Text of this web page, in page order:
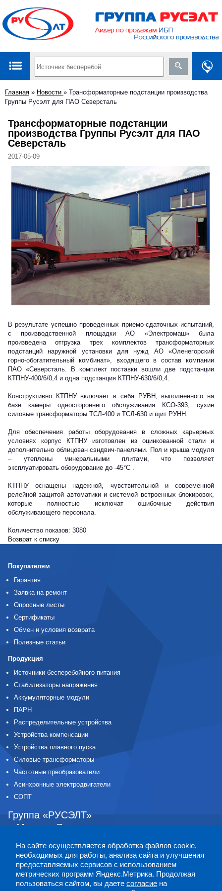
Главная » Новости » Трансформаторные подстанции производства
Группы Русэлт для ПАО Северсталь
Трансформаторные подстанции
производства Группы Русэлт для ПАО
Северсталь
2017-05-09
В результате успешно проведенных приемо-сдаточных испытаний,
с производственной площадки АО «Электромаш» была
произведена отгрузка трех комплектов трансформаторных
подстанций наружной установки для нужд АО «Оленегорский
горно-обогатительный комбинат», входящего в состав компании
ПАО «Северсталь. В комплект поставки вошли две подстанции
КТПНУ-400/6/0,4 и одна подстанция КТПНУ-630/6/0,4.
Конструктивно КТПНУ включает в себя РУВН, выполненного на
базе камеры одностороннего обслуживания КСО-393, сухие
силовые трансформаторы ТСЛ-400 и ТСЛ-630 и щит РУНН.
Для обеспечения работы оборудования в сложных карьерных
условиях корпус КТПНУ изготовлен из оцинкованной стали и
дополнительно облицован сэндвич-панелями. Пол и крыша модуля
– утеплены минеральными плитами, что позволяет
эксплуатировать оборудование до -45°С .
КТПНУ оснащены надежной, чувствительной и современной
релейной защитой автоматики и системой встроенных блокировок,
которые полностью исключат ошибочные действия
обслуживающего персонала.
Количество показов: 3080
Возврат к списку
Покупателям
Гарантия
Заявка на ремонт
Опросные листы
Сертификаты
Обмен и условия возврата
Полезные статьи
Продукция
Источники бесперебойного питания
Стабилизаторы напряжения
Аккумуляторные модули
ПАРН
Распределительные устройства
Устройства компенсации
Устройства плавного пуска
Силовые трансформаторы
Частотные преобразователи
Асинхронные электродвигатели
СОПТ
Группа «РУСЭЛТ»
г. Москва,Волоколамское шоссе,
8-800-555-52-12
+7 (495) 641-01-10
+7 (812) 309-25-07
На сайте осуществляется обработка файлов cookie,
необходимых для работы, анализа сайта и улучшения
предоставляемых сервисов с использованием
метрических программ Яндекс.Метрика. Продолжая
пользоваться сайтом, вы даетесогласие на